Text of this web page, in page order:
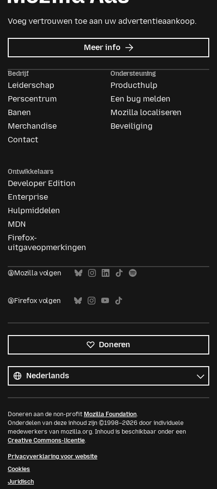
Voeg vertrouwen toe aan uw advertentieaankoop.
Meer info over
Mozilla
Bedrijf
Leiderschap
Perscentrum
Banen
Merchandise
Contact
Ondersteuning
Producthulp
Een bug melden
Mozilla localiseren
Beveiliging
Ontwikkelaars
Developer Edition
Enterprise
Hulpmiddelen
MDN
Firefox-
uitgaveopmerkingen
@Mozilla volgen
@Firefox volgen
Doneren
talen
Taal
Doneren aan de non-profit Mozilla Foundation.
Onderdelen van deze inhoud zijn ©1998–2026 door individuele
medewerkers van mozilla.org. Inhoud is beschikbaar onder een
Creative Commons-licentie.
Privacyverklaring voor website
Cookies
Juridisch